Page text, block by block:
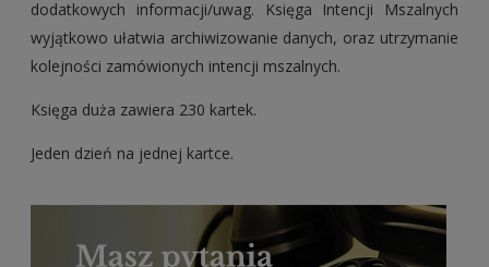
dodatkowych informacji/uwag. Księga Intencji Mszalnych
wyjątkowo ułatwia archiwizowanie danych, oraz utrzymanie
kolejności zamówionych intencji mszalnych.
Księga duża zawiera 230 kartek.
Jeden dzień na jednej kartce.